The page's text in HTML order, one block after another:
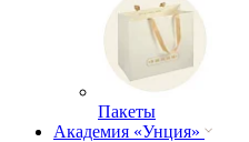
Пакеты
Академия «Унция»